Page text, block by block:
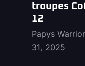
troupes
12
Papys
31, 2025